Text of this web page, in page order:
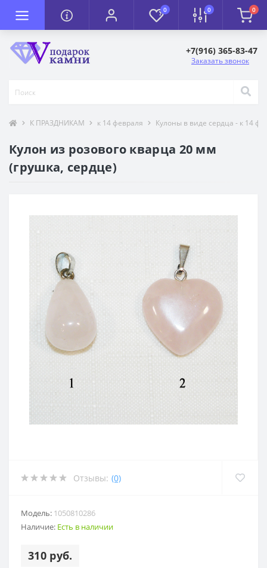
0 0 0
+7(916) 365-83-47
Заказать звонок
К ПРАЗДНИКАМ к 14 февраля Кулоны в виде сердца - к 14
Кулон из розового кварца 20 мм
(грушка, сердце)
Отзывы: (0)
Модель: 1050810286
Наличие: Есть в наличии
310 руб.